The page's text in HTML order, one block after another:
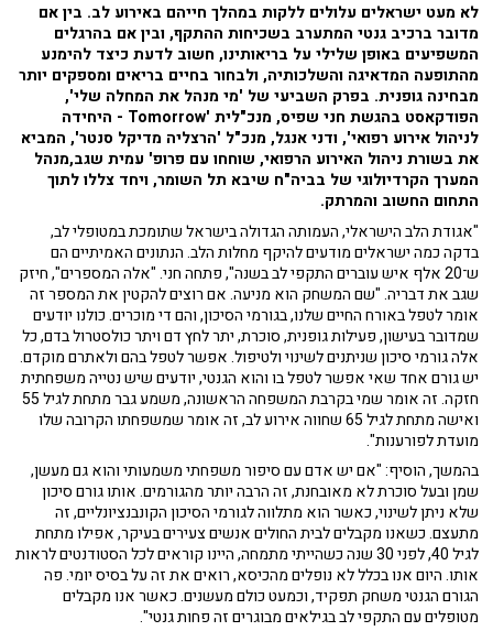
לא מעט ישראלים עלולים ללקות במהלך חייהם באירוע לב. בין אם
מדובר ברכיב גנטי המתערב בשכיחות ההתקף, ובין אם בהרגלים
המשפיעים באופן שלילי על בריאותינו, חשוב לדעת כיצד להימנע
מהתופעה המדאיגה והשלכותיה, ולבחור בחיים בריאים ומספקים יותר
מבחינה גופנית. בפרק השביעי של 'מי מנהל את המחלה שלי',
הפודקאסט בהגשת חני שפיס, מנכ"לית 'Tomorrow - היחידה
לניהול אירוע רפואי', ודני אנגל, מנכ"ל 'הרצליה מדיקל סנטר', המביא
את בשורת ניהול האירוע הרפואי, שוחחו עם פרופ' עמית שגב,מנהל
המערך הקרדיולוגי של בביה"ח שיבא תל השומר, ויחד צללו לתוך
התחום החשוב והמרתק.
"אגודת הלב הישראלי, העמותה הגדולה בישראל שתומכת במטופלי לב,
בדקה כמה ישראלים מודעים להיקף מחלות הלב. הנתונים האמיתיים הם
ש־20 אלף איש עוברים התקפי לב בשנה", פתחה חני. "אלה המספרים", חיזק
שגב את דבריה. "שם המשחק הוא מניעה. אם רוצים להקטין את המספר זה
אומר לטפל באורח החיים שלנו, בגורמי הסיכון, והם די מוכרים. כולנו יודעים
שמדובר בעישון, פעילות גופנית, סוכרת, יתר לחץ דם ויתר כולסטרול בדם, כל
אלה גורמי סיכון שניתנים לשינוי ולטיפול. אפשר לטפל בהם ולאתרם מוקדם.
יש גורם אחד שאי אפשר לטפל בו והוא הגנטי, יודעים שיש נטייה משפחתית
חזקה. זה אומר שמי בקרבת המשפחה הראשונה, משמע גבר מתחת לגיל 55
ואישה מתחת לגיל 65 שחווה אירוע לב, זה אומר שמשפחתו הקרובה שלו
מועדת לפורענות".
בהמשך, הוסיף: "אם יש אדם עם סיפור משפחתי משמעותי והוא גם מעשן,
שמן ובעל סוכרת לא מאובחנת, זה הרבה יותר מהגורמים. אותו גורם סיכון
שלא ניתן לשינוי, כאשר הוא מתלווה לגורמי הסיכון הקונבנציונליים, זה
מתעצם. כשאנו מקבלים לבית החולים אנשים צעירים בעיקר, אפילו מתחת
לגיל 40, לפני 30 שנה כשהייתי מתמחה, היינו קוראים לכל הסטודנטים לראות
אותו. היום אנו בכלל לא נופלים מהכיסא, רואים את זה על בסיס יומי. פה
הגורם הגנטי משחק תפקיד, וכמעט כולם מעשנים. כאשר אנו מקבלים
מטופלים עם התקפי לב בגילאים מבוגרים זה פחות גנטי".